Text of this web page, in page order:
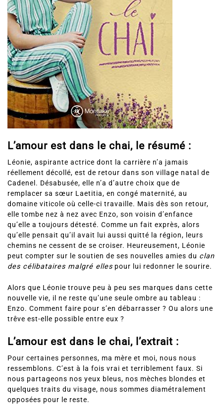
L’amour est dans le chai, le résumé :
Léonie, aspirante actrice dont la carrière n’a jamais
réellement décollé, est de retour dans son village natal de
Cadenel. Désabusée, elle n’a d’autre choix que de
remplacer sa sœur Laetitia, en congé maternité, au
domaine viticole où celle-ci travaille. Mais dès son retour,
elle tombe nez à nez avec Enzo, son voisin d’enfance
qu’elle a toujours détesté. Comme un fait exprès, alors
qu’elle pensait qu’il avait lui aussi quitté la région, leurs
chemins ne cessent de se croiser. Heureusement, Léonie
peut compter sur le soutien de ses nouvelles amies du clan
des célibataires malgré elles pour lui redonner le sourire.
Alors que Léonie trouve peu à peu ses marques dans cette
nouvelle vie, il ne reste qu’une seule ombre au tableau :
Enzo. Comment faire pour s’en débarrasser ? Ou alors une
trêve est-elle possible entre eux ?
L’amour est dans le chai, l’extrait :
Pour certaines personnes, ma mère et moi, nous nous
ressemblons. C’est à la fois vrai et terriblement faux. Si
nous partageons nos yeux bleus, nos mèches blondes et
quelques traits du visage, nous sommes diamétralement
opposées pour le reste.